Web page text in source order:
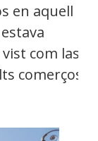
en aquell
com las
comerços